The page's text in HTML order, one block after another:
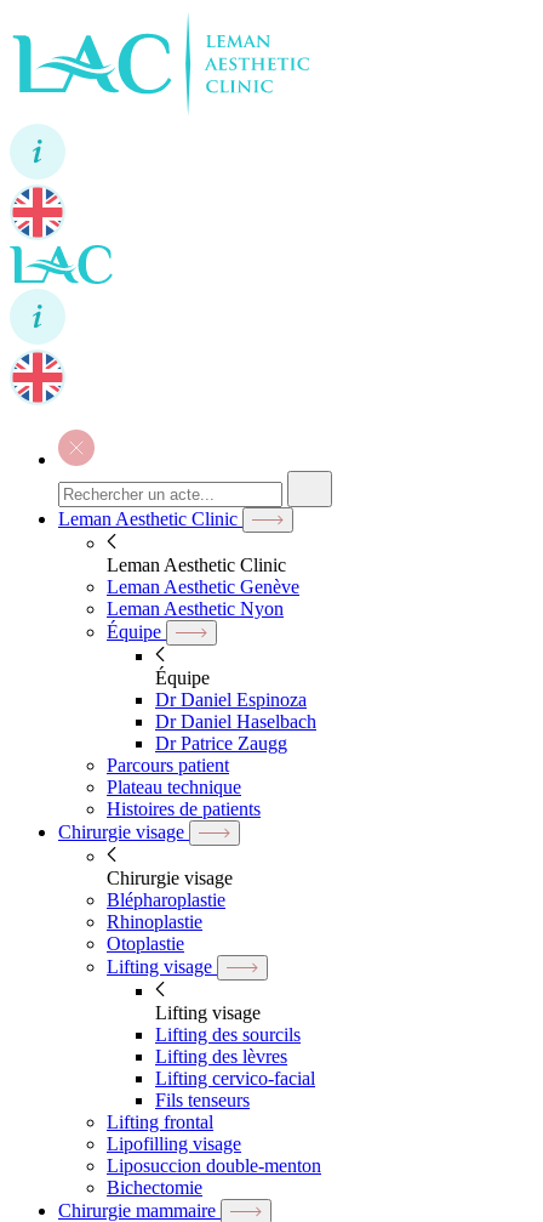
Leman Aesthetic Clinic
Leman Aesthetic Clinic
Leman Aesthetic Genève
Leman Aesthetic Nyon
Équipe
Équipe
Dr Daniel Espinoza
Dr Daniel Haselbach
Dr Patrice Zaugg
Parcours patient
Plateau technique
Histoires de patients
Chirurgie visage
Chirurgie visage
Blépharoplastie
Rhinoplastie
Otoplastie
Lifting visage
Lifting visage
Lifting des sourcils
Lifting des lèvres
Lifting cervico-facial
Fils tenseurs
Lifting frontal
Lipofilling visage
Liposuccion double-menton
Bichectomie
Chirurgie mammaire